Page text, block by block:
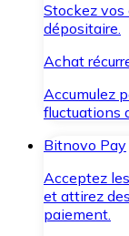
Stockez
dépositaire.
Achat
Accumulez
fluctuations
Bitnovo Pay
Acceptez
et attirez
paiement.